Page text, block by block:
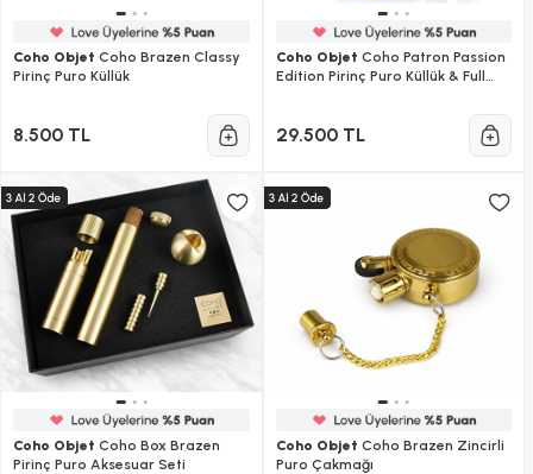
Coho Objet Coho Brazen Classy
Pirinç Puro Küllük
8.500 TL
Coho Objet Coho Patron Passion
Edition Pirinç Puro Küllük & Full
29.500 TL
Coho Objet Coho Box Brazen
Pirinç Puro Aksesuar Seti
Coho Objet Coho Brazen Zincirli
Puro Çakmağı